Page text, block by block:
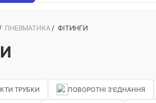
/ ПНЕВМАТИКА /ФІТИНГИ
ТРУБКИ ПОВОРОТНІ З'ЄДНАННЯ